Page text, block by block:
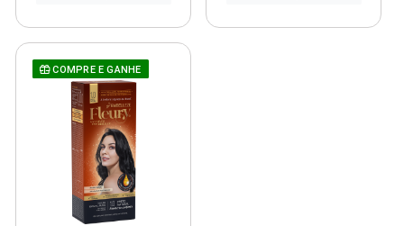
COMPRE E GANHE